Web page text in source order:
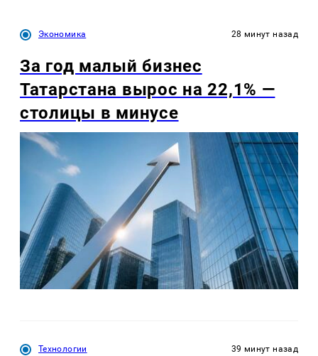
Экономика 28 минут назад
За год малый бизнес
Татарстана вырос на 22,1% —
столицы в минусе
Технологии 39 минут назад